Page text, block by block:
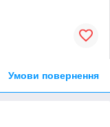
Умови повернення